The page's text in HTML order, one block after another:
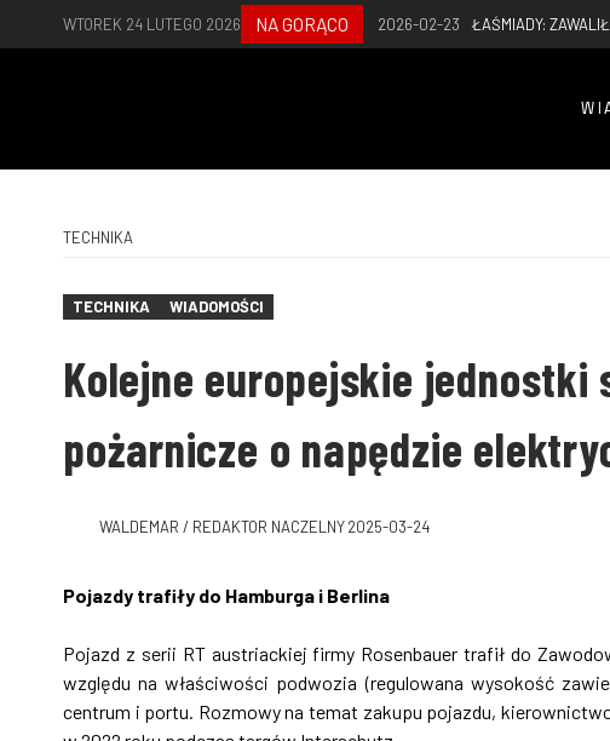
WTOREK 24 LUTEGO 2026 NA GORĄCO 2026-02-23 ŁAŚMIADY:
TECHNIKA
TECHNIKA WIADOMOŚCI
Kolejne europejskie
pożarnicze o napędzie
WALDEMAR / REDAKTOR NACZELNY2025-03-24
Pojazdy trafiły do Hamburga i Berlina
Pojazd z serii RT austriackiej firmy Rosenbauer trafił do
względu na właściwości podwozia (regulowana wysokość
centrum i portu. Rozmowy na temat zakupu pojazdu,